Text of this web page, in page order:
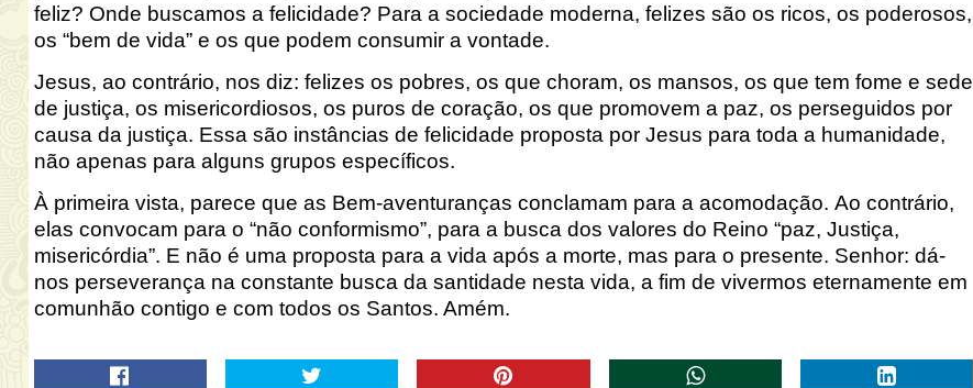
feliz? Onde buscamos a felicidade? Para a sociedade moderna, felizes são os ricos, os poderosos,
os “bem de vida” e os que podem consumir a vontade.
Jesus, ao contrário, nos diz: felizes os pobres, os que choram, os mansos, os que tem fome e sede
de justiça, os misericordiosos, os puros de coração, os que promovem a paz, os perseguidos por
causa da justiça. Essa são instâncias de felicidade proposta por Jesus para toda a humanidade,
não apenas para alguns grupos específicos.
À primeira vista, parece que as Bem-aventuranças conclamam para a acomodação. Ao contrário,
elas convocam para o “não conformismo”, para a busca dos valores do Reino “paz, Justiça,
misericórdia”. E não é uma proposta para a vida após a morte, mas para o presente. Senhor: dá-
nos perseverança na constante busca da santidade nesta vida, a fim de vivermos eternamente em
comunhão contigo e com todos os Santos. Amém.